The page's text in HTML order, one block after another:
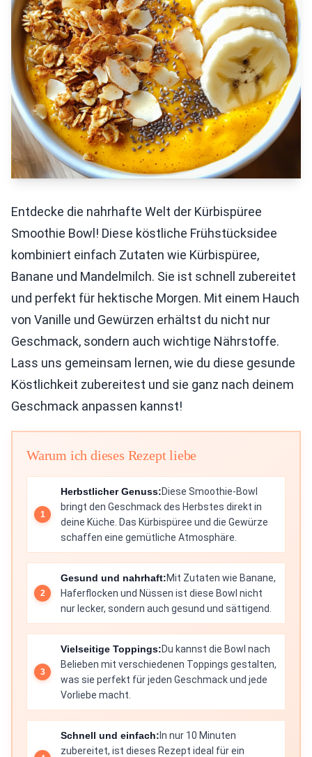
Entdecke die nahrhafte Welt der Kürbispüree
Smoothie Bowl! Diese köstliche Frühstücksidee
kombiniert einfach Zutaten wie Kürbispüree,
Banane und Mandelmilch. Sie ist schnell zubereitet
und perfekt für hektische Morgen. Mit einem Hauch
von Vanille und Gewürzen erhältst du nicht nur
Geschmack, sondern auch wichtige Nährstoffe.
Lass uns gemeinsam lernen, wie du diese gesunde
Köstlichkeit zubereitest und sie ganz nach deinem
Geschmack anpassen kannst!
Warum ich dieses Rezept liebe
Herbstlicher Genuss:Diese Smoothie-Bowl
bringt den Geschmack des Herbstes direkt in
deine Küche. Das Kürbispüree und die Gewürze
schaffen eine gemütliche Atmosphäre.
Gesund und nahrhaft:Mit Zutaten wie Banane,
Haferflocken und Nüssen ist diese Bowl nicht
nur lecker, sondern auch gesund und sättigend.
Vielseitige Toppings:Du kannst die Bowl nach
Belieben mit verschiedenen Toppings gestalten,
was sie perfekt für jeden Geschmack und jede
Vorliebe macht.
Schnell und einfach: In nur 10 Minuten
zubereitet, ist dieses Rezept ideal für ein